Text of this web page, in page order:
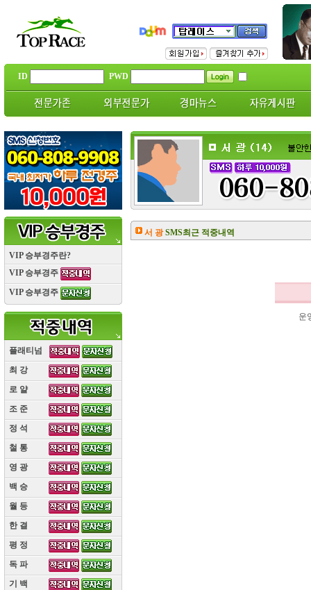
ID PWD
VIP 승부경주란?
VIP 승부경주
VIP 승부경주
플래티넘
최 강
로 얄
조 준
정 석
철 통
영 광
백 승
월 등
한 결
평 정
독 파
기 백
서 광 SMS최근 적중내역
운